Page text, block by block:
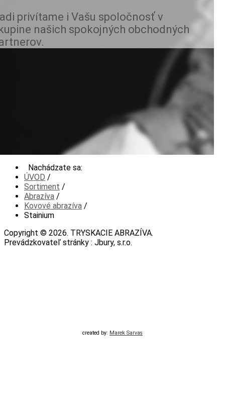
privítame i Vašu spoločnosť v
našich spokojných obchodných
Nachádzate sa:
ÚVOD /
Sortiment /
Abrazíva /
Kovové abrazíva /
Stainium
Copyright © 2026. TRYSKACIE ABRAZÍVA.
Prevádzkovateľ stránky : Jbury, s.r.o.
created by: Marek Sarvas